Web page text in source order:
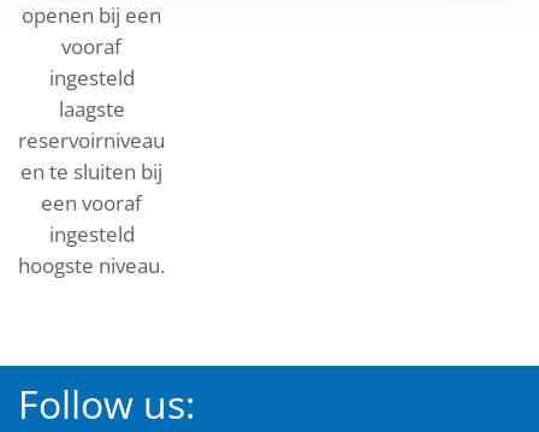
openen bij een
vooraf
ingesteld
laagste
reservoirniveau
en te sluiten bij
een vooraf
ingesteld
hoogste niveau.
Follow us: